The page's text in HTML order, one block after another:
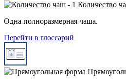
Количество
Одна полноразмерная чаша.
Перейти в глоссарий